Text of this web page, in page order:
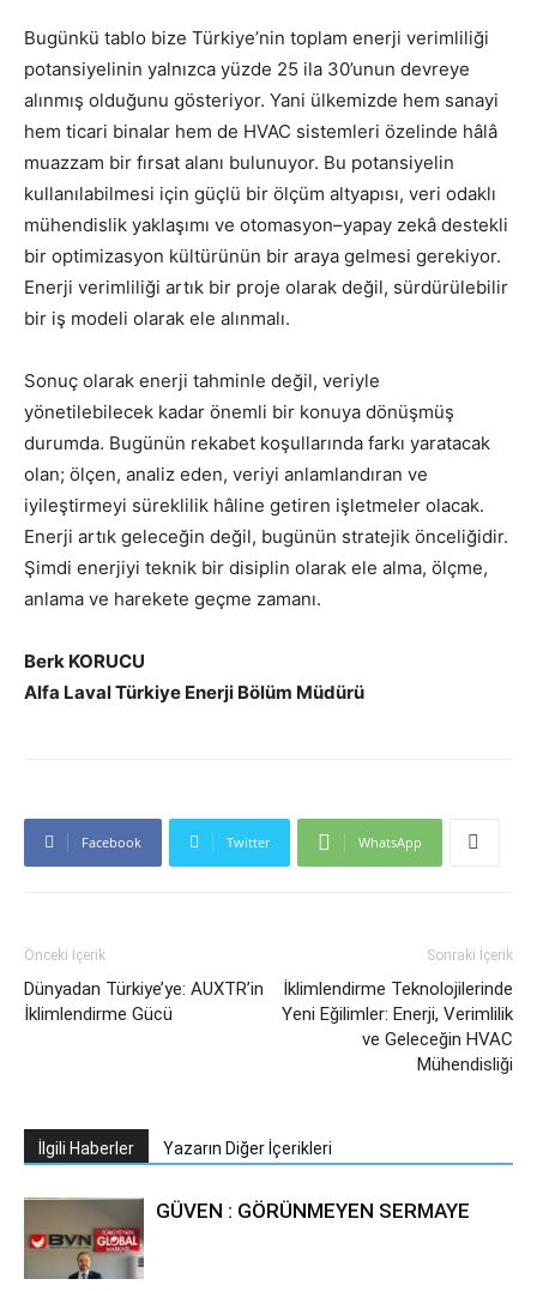
Bugünkü tablo bize Türkiye’nin toplam enerji verimliliği
potansiyelinin yalnızca yüzde 25 ila 30’unun devreye
alınmış olduğunu gösteriyor. Yani ülkemizde hem sanayi
hem ticari binalar hem de HVAC sistemleri özelinde hâlâ
muazzam bir fırsat alanı bulunuyor. Bu potansiyelin
kullanılabilmesi için güçlü bir ölçüm altyapısı, veri odaklı
mühendislik yaklaşımı ve otomasyon–yapay zekâ destekli
bir optimizasyon kültürünün bir araya gelmesi gerekiyor.
Enerji verimliliği artık bir proje olarak değil, sürdürülebilir
bir iş modeli olarak ele alınmalı.
Sonuç olarak enerji tahminle değil, veriyle
yönetilebilecek kadar önemli bir konuya dönüşmüş
durumda. Bugünün rekabet koşullarında farkı yaratacak
olan; ölçen, analiz eden, veriyi anlamlandıran ve
iyileştirmeyi süreklilik hâline getiren işletmeler olacak.
Enerji artık geleceğin değil, bugünün stratejik önceliğidir.
Şimdi enerjiyi teknik bir disiplin olarak ele alma, ölçme,
anlama ve harekete geçme zamanı.
Berk KORUCU
Alfa Laval Türkiye Enerji Bölüm Müdürü
Facebook Twitter WhatsApp
Önceki İçerik
Dünyadan Türkiye’ye: AUXTR’in
İklimlendirme Gücü
Sonraki İçerik
İklimlendirme Teknolojilerinde
Yeni Eğilimler: Enerji, Verimlilik
ve Geleceğin HVAC
Mühendisliği
İlgili Haberler Yazarın Diğer İçerikleri
GÜVEN : GÖRÜNMEYEN SERMAYE